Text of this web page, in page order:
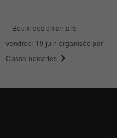
Boum des enfants le
vendredi 19 juin organisée par
Casse-noisettes